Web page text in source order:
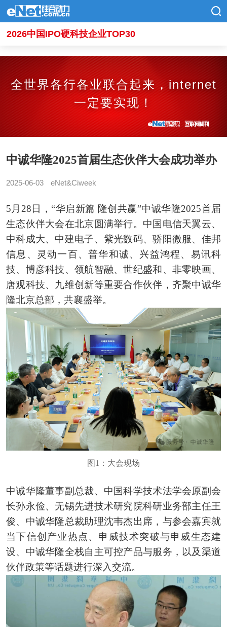
2026中国IPO硬科技企业TOP30
全世界各行各业联合起来，internet
一定要实现！
中诚华隆2025首届生态伙伴大会成功举办
2025-06-03 eNet&Ciweek
5月28日，“华启新篇 隆创共赢”中诚华隆2025首届
生态伙伴大会在北京圆满举行。中国电信天翼云、
中科成大、中建电子、紫光数码、骄阳微服、佳邦
信息、灵动一百、普华和诚、兴益鸿程、易讯科
技、博彦科技、领航智融、世纪盛和、非零映画、
唐观科技、九维创新等重要合作伙伴，齐聚中诚华
隆北京总部，共襄盛举。
图1：大会现场
中诚华隆董事副总裁、中国科学技术法学会原副会
长孙永俭、无锡先进技术研究院科研业务部主任王
俊、中诚华隆总裁助理沈韦杰出席，与参会嘉宾就
当下信创产业热点、申威技术突破与申威生态建
设、中诚华隆全栈自主可控产品与服务，以及渠道
伙伴政策等话题进行深入交流。